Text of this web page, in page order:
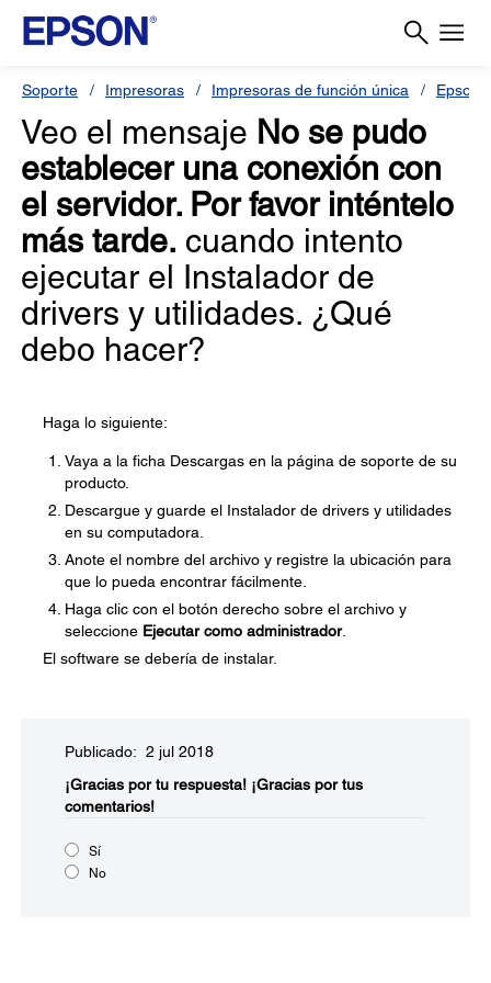
Soporte Impresoras Impresoras de función única Epson
Veo el mensaje No se pudo
establecer una conexión con
el servidor. Por favor inténtelo
más tarde. cuando intento
ejecutar el Instalador de
drivers y utilidades. ¿Qué
debo hacer?
Haga lo siguiente:
Vaya a la ficha Descargas en la página de soporte de su
producto.
Descargue y guarde el Instalador de drivers y utilidades
en su computadora.
Anote el nombre del archivo y registre la ubicación para
que lo pueda encontrar fácilmente.
Haga clic con el botón derecho sobre el archivo y
seleccione Ejecutar como administrador.
El software se debería de instalar.
Publicado: 2 jul 2018
¡Gracias por tu respuesta! ¡Gracias por tus
comentarios!
Sí
No